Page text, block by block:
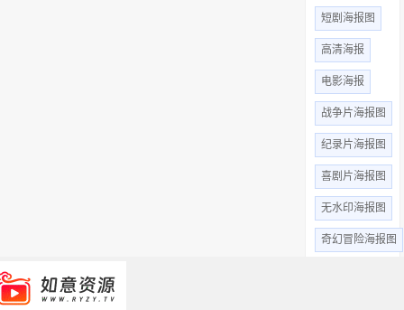
短剧海报图
高清海报
电影海报
战争片海报图
纪录片海报图
喜剧片海报图
无水印海报图
奇幻冒险海报图